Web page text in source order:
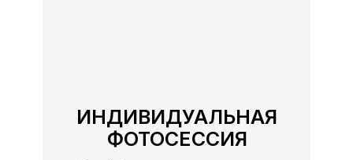
ИНДИВИДУАЛЬНАЯ
ФОТОСЕССИЯ